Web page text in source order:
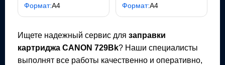
Формат:A4
Формат:A4
Ищете надежный сервис для заправки
картриджа CANON 729Bk? Наши специалисты
выполнят все работы качественно и оперативно,